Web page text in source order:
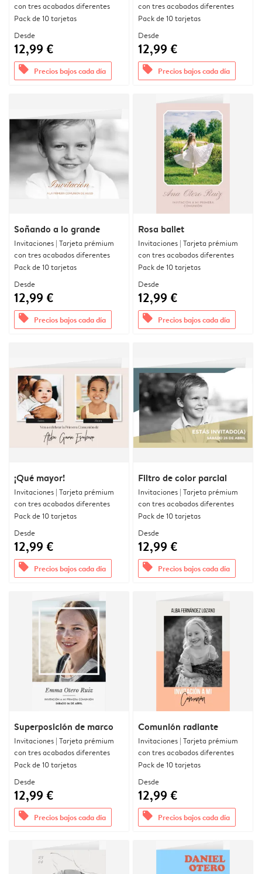
con tres acabados diferentes
Pack de 10 tarjetas
Desde
12,99 €
offers Precios bajos cada día
con tres acabados diferentes
Pack de 10 tarjetas
Desde
12,99 €
offers Precios bajos cada día
Soñando a lo grande
Invitaciones | Tarjeta prémium
con tres acabados diferentes
Pack de 10 tarjetas
Desde
12,99 €
offers Precios bajos cada día
Rosa ballet
Invitaciones | Tarjeta prémium
con tres acabados diferentes
Pack de 10 tarjetas
Desde
12,99 €
offers Precios bajos cada día
¡Qué mayor!
Invitaciones | Tarjeta prémium
con tres acabados diferentes
Pack de 10 tarjetas
Desde
12,99 €
offers Precios bajos cada día
Filtro de color parcial
Invitaciones | Tarjeta prémium
con tres acabados diferentes
Pack de 10 tarjetas
Desde
12,99 €
offers Precios bajos cada día
Superposición de marco
Invitaciones | Tarjeta prémium
con tres acabados diferentes
Pack de 10 tarjetas
Desde
12,99 €
offers Precios bajos cada día
Comunión radiante
Invitaciones | Tarjeta prémium
con tres acabados diferentes
Pack de 10 tarjetas
Desde
12,99 €
offers Precios bajos cada día